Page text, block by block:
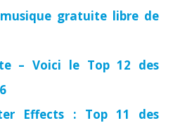
gratuite libre de
– Voici le Top 12 des
Effects : Top 11 des